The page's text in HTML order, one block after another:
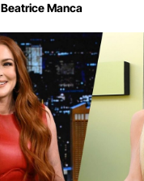
Beatrice Manca